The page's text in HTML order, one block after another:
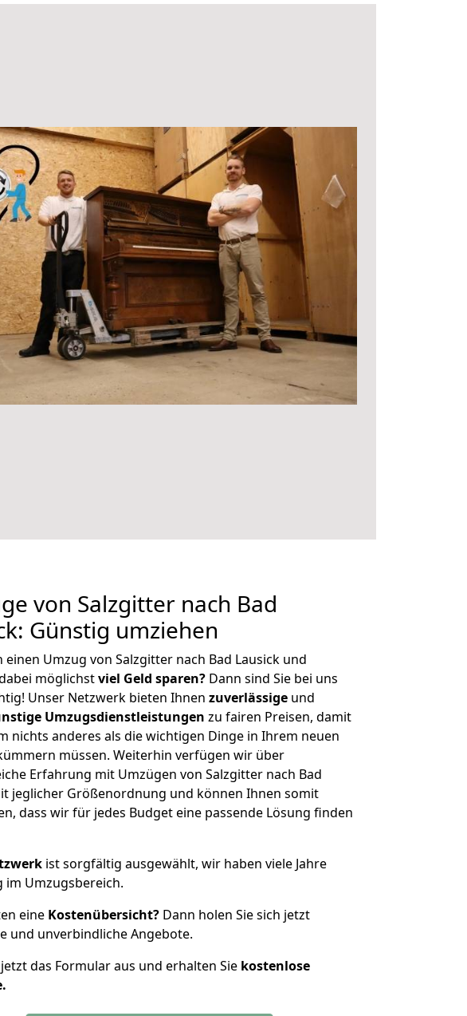
von Salzgitter nach Bad
Günstig umziehen
einen Umzug von Salzgitter nach Bad Lausick und
möglichstviel Geld sparen? Dann sind Sie bei uns
Unser Netzwerk bieten Ihnen zuverlässige und
Umzugsdienstleistungen zu fairen Preisen, damit
nichts anderes als die wichtigen Dinge in Ihrem neuen
müssen. Weiterhin verfügen wir über
Erfahrung mit Umzügen von Salzgitter nach Bad
jeglicher Größenordnung und können Ihnen somit
dass wir für jedes Budget eine passende Lösung finden
ist sorgfältig ausgewählt, wir haben viele Jahre
im Umzugsbereich.
eine Kostenübersicht? Dann holen Sie sich jetzt
und unverbindliche Angebote.
jetzt das Formular aus und erhalten Sie kostenlose